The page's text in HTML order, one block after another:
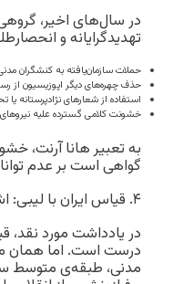
در سال‌های اخیر،
تهدیدگرایانه و
حملات سازمان‌یافته به کنشگران
حذف چهره‌های دیگر اپوزیسیون از
استفاده از شعارهای نژادپرستانه یا
خشونت کلامی گسترده علیه
به تعبیر هانا آرنت،
گواهی است بر عدم
۴. قیاس ایران با لیبی: اشتباهی مفهومی
در یادداشت مورد نقد،
درست است. اما همان
مدنی، طبقه‌ی متوسط